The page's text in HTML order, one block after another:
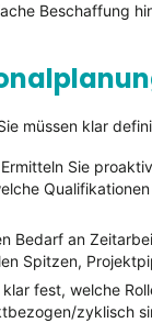
Beschaffung
müssen klar
Ermitteln Sie
Bedarf an
Spitzen,
klar fest, welche
zyklisch